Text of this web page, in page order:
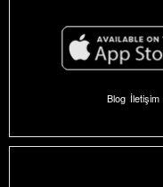
Blog İletişim